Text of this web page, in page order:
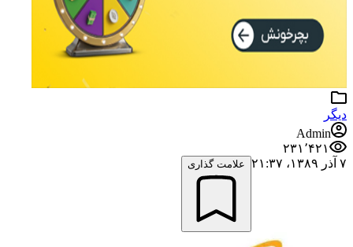
دیگر
Admin
۲۳۱٬۴۲۱
۷ آذر ۱۳۸۹،‏ ۲۱:۳۷
علامت گذاری